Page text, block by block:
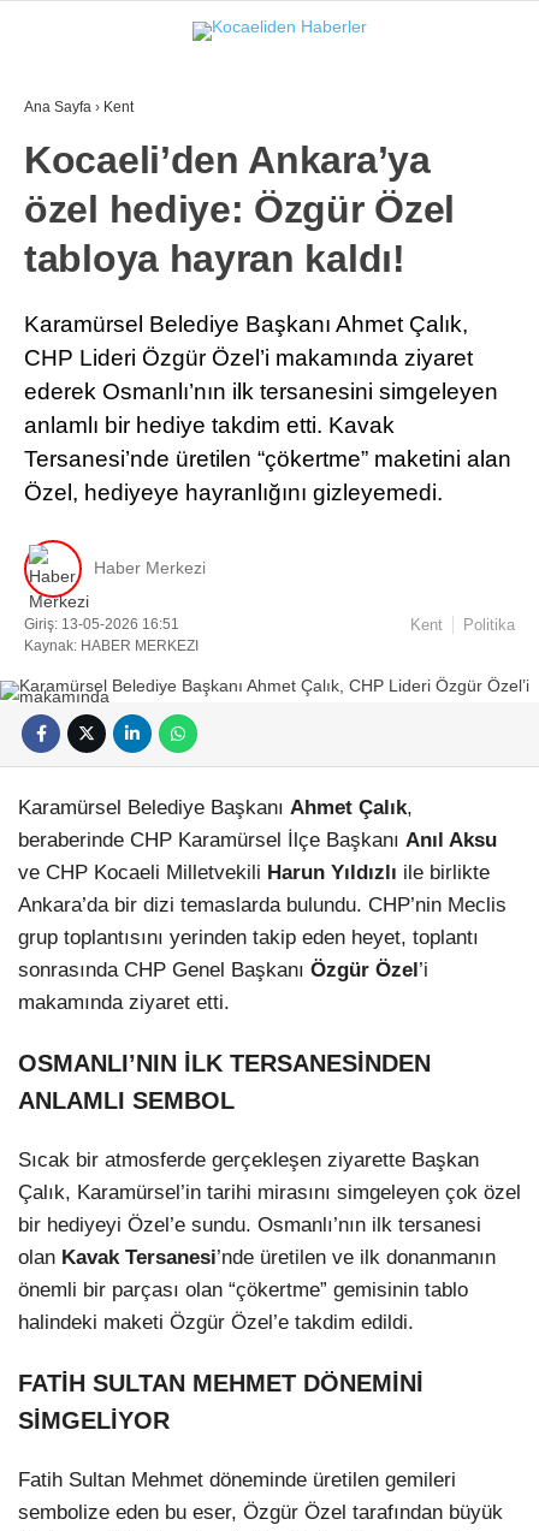
Ana Sayfa › Kent
Kocaeli’den Ankara’ya
özel hediye: Özgür Özel
tabloya hayran kaldı!
Karamürsel Belediye Başkanı Ahmet Çalık,
CHP Lideri Özgür Özel’i makamında ziyaret
ederek Osmanlı’nın ilk tersanesini simgeleyen
anlamlı bir hediye takdim etti. Kavak
Tersanesi’nde üretilen “çökertme” maketini alan
Özel, hediyeye hayranlığını gizleyemedi.
Haber Merkezi
Giriş: 13-05-2026 16:51
Kaynak: HABER MERKEZI
Kent Politika
Karamürsel Belediye Başkanı Ahmet Çalık,
beraberinde CHP Karamürsel İlçe Başkanı Anıl Aksu
ve CHP Kocaeli Milletvekili Harun Yıldızlı ile birlikte
Ankara’da bir dizi temaslarda bulundu. CHP’nin Meclis
grup toplantısını yerinden takip eden heyet, toplantı
sonrasında CHP Genel Başkanı Özgür Özel’i
makamında ziyaret etti.
OSMANLI’NIN İLK TERSANESİNDEN
ANLAMLI SEMBOL
Sıcak bir atmosferde gerçekleşen ziyarette Başkan
Çalık, Karamürsel’in tarihi mirasını simgeleyen çok özel
bir hediyeyi Özel’e sundu. Osmanlı’nın ilk tersanesi
olan Kavak Tersanesi’nde üretilen ve ilk donanmanın
önemli bir parçası olan “çökertme” gemisinin tablo
halindeki maketi Özgür Özel’e takdim edildi.
FATİH SULTAN MEHMET DÖNEMİNİ
SİMGELİYOR
Fatih Sultan Mehmet döneminde üretilen gemileri
sembolize eden bu eser, Özgür Özel tarafından büyük